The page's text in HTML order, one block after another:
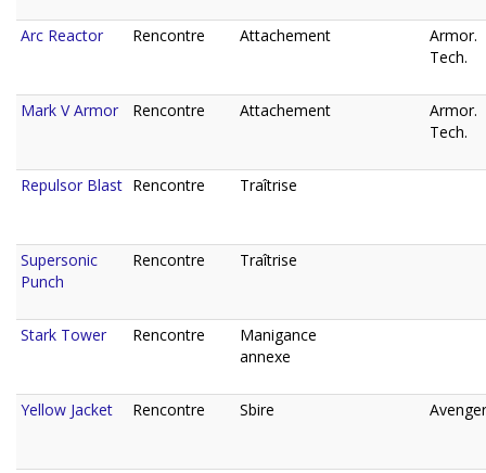
Arc Reactor Rencontre Attachement
Armor.
Tech.
Mark V Armor Rencontre Attachement
Armor.
Tech.
Repulsor Blast Rencontre Traîtrise
Supersonic
Punch
Rencontre Traîtrise
Stark Tower Rencontre
Manigance
annexe
Yellow Jacket Rencontre Sbire